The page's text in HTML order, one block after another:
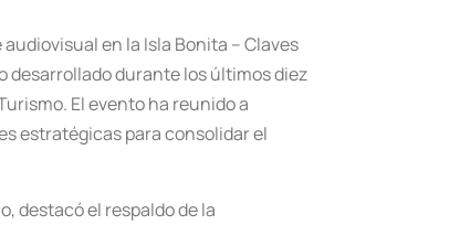
en la Isla Bonita – Claves
desarrollado durante los últimos diez
El evento ha reunido a
estratégicas para consolidar el
destacó el respaldo de la